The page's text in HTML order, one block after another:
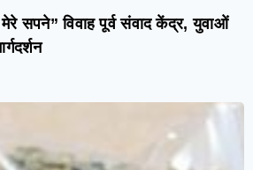
सपने” विवाह पूर्व संवाद केंद्र, युवाओं